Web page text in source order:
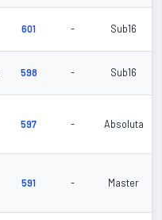
601 - Sub16
598 - Sub16
597 - Absoluta
591 - Master